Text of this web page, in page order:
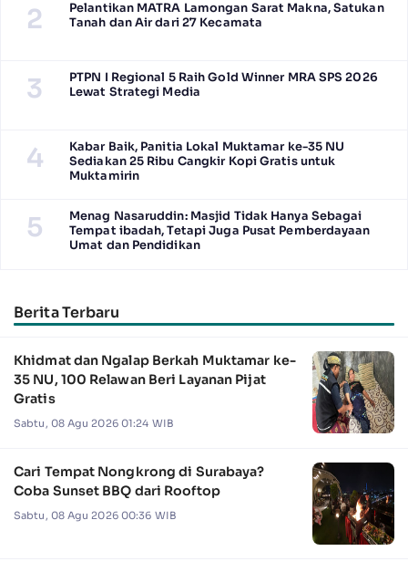
2
Pelantikan MATRA Lamongan Sarat Makna, Satukan
Tanah dan Air dari 27 Kecamata
3
PTPN I Regional 5 Raih Gold Winner MRA SPS 2026
Lewat Strategi Media
4
Kabar Baik, Panitia Lokal Muktamar ke-35 NU
Sediakan 25 Ribu Cangkir Kopi Gratis untuk
Muktamirin
5
Menag Nasaruddin: Masjid Tidak Hanya Sebagai
Tempat ibadah, Tetapi Juga Pusat Pemberdayaan
Umat dan Pendidikan
Berita Terbaru
Khidmat dan Ngalap Berkah Muktamar ke-
35 NU, 100 Relawan Beri Layanan Pijat
Gratis
Sabtu, 08 Agu 2026 01:24 WIB
Cari Tempat Nongkrong di Surabaya?
Coba Sunset BBQ dari Rooftop
Sabtu, 08 Agu 2026 00:36 WIB